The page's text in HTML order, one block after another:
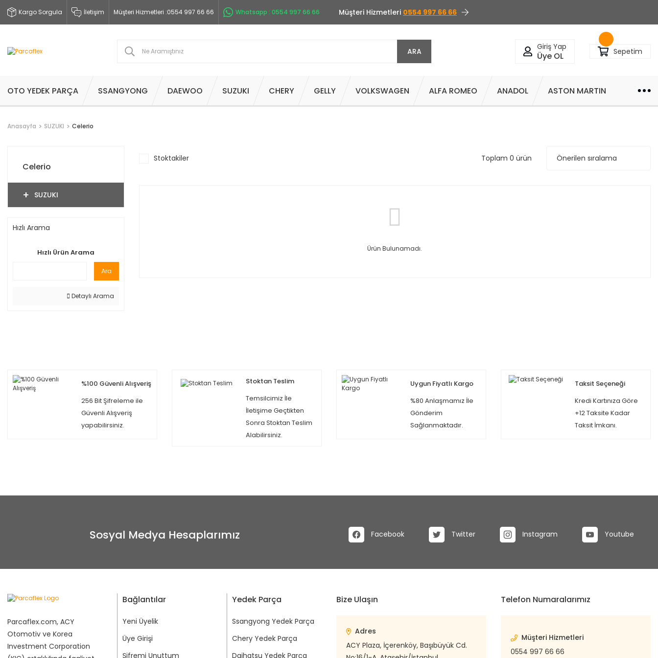
Kargo Sorgula İletişim Müşteri Hizmetleri :0554 997 66 66 Whatsapp : 0554 997 66 66 Müşteri Hizmetleri 0554 997 66 66
ARA Giriş Yap
Üye OL Sepetim
OTO YEDEK PARÇA SSANGYONG DAEWOO SUZUKI CHERY GELLY VOLKSWAGEN ALFA ROMEO ANADOL ASTON MARTIN
Anasayfa SUZUKI Celerio
Celerio
SUZUKI
Hızlı Arama
Hızlı Ürün Arama
Ara
Detaylı Arama
Stoktakiler Toplam 0 ürün
Ürün Bulunamadı.
%100 Güvenli Alışveriş
256 Bit Şifreleme ile
Güvenli Alışveriş
yapabilirsiniz.
Stoktan Teslim
Temsilcimiz İle
İletişime Geçtikten
Sonra Stoktan Teslim
Alabilirsiniz.
Uygun Fiyatlı Kargo
%80 Anlaşmamız İle
Gönderim
Sağlanmaktadır.
Taksit Seçeneği
Kredi Kartınıza Göre
+12 Taksite Kadar
Taksit İmkanı.
Sosyal Medya Hesaplarımız Facebook Twitter Instagram Youtube
Parcaflex.com, ACY
Otomotiv ve Korea
Investment Corporation
Bağlantılar
Yeni Üyelik
Üye Girişi
Şifremi Unuttum
Yedek Parça
Ssangyong Yedek Parça
Chery Yedek Parça
Daihatsu Yedek Parça
Bize Ulaşın
Adres
ACY Plaza, İçerenköy, Başıbüyük Cd.
Telefon Numaralarımız
Müşteri Hizmetleri
0554 997 66 66